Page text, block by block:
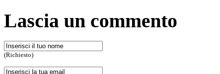
Lascia un commento
(Richiesto)